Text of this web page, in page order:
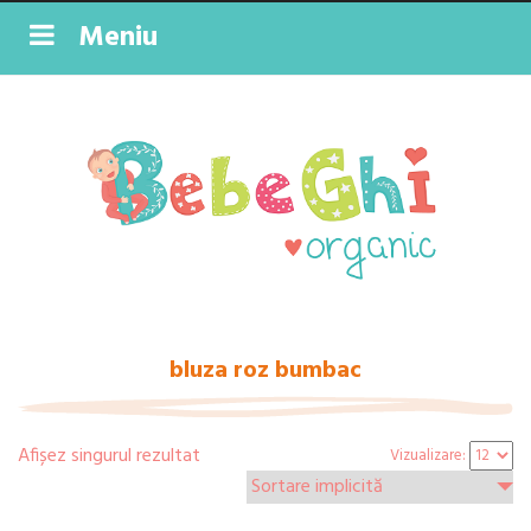
Meniu
bluza roz bumbac
Afișez singurul rezultat Vizualizare: